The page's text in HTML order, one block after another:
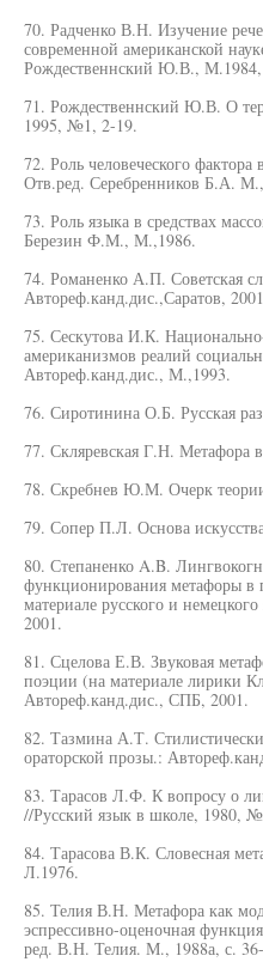
70. Радченко В.Н. Изучение
современной американской
Рождественнский Ю.В., М.1984,
71. Рождественнский Ю.В. О
1995, №1, 2-19.
72. Роль человеческого
Отв.ред. Серебренников Б.А.
73. Роль языка в средствах
Березин Ф.М., М.,1986.
74. Романенко А.П. Советская
Автореф.канд.дис.,Саратов,
75. Сескутова И.К.
американизмов реалий
Автореф.канд.дис., М.,1993.
76. Сиротинина О.Б. Русская
77. Скляревская Г.Н. Метафора
78. Скребнев Ю.М. Очерк
79. Сопер П.Л. Основа
80. Степаненко A.B.
функционирования метафоры в
материале русского и
2001.
81. Сцелова Е.В. Звуковая
поэции (на материале лирики
Автореф.канд.дис., СПБ, 2001.
82. Тазмина А.Т.
ораторской прозы.:
83. Тарасов Л.Ф. К вопросу о
//Русский язык в школе, 1980,
84. Тарасова В.К. Словесная
Л.1976.
85. Телия В.Н. Метафора как
эспрессивно-оценочная
ред. В.Н. Телия. М., 1988а, с.